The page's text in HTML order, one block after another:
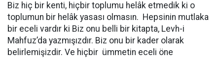
Biz hiç bir kenti, hiçbir toplumu helâk etmedik ki o
toplumun bir helâk yasası olmasın. Hepsinin mutlaka
bir eceli vardır ki Biz onu belli bir kitapta, Levh-i
Mahfuz’da yazmışızdır. Biz onu bir kader olarak
belirlemişizdir. Ve hiçbir ümmetin eceli öne